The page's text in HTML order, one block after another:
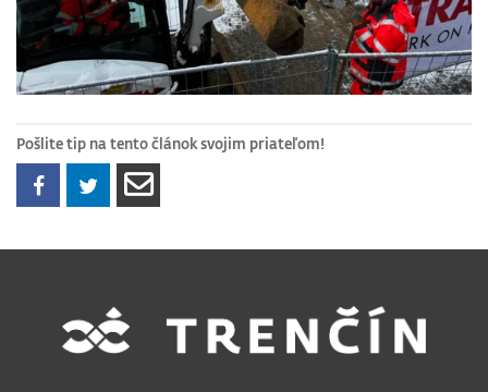
Pošlite tip na tento článok svojim priateľom!